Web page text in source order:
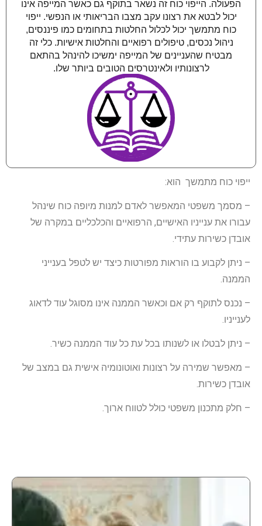
הפעולה. הייפוי כוח זה נשאר בתוקף גם כאשר המייפה אינו
יכול לבטא את רצונו עקב מצבו הבריאותי או הנפשי. ייפוי
כוח מתמשך יכול לכלול החלטות בתחומים כמו פיננסים,
ניהול נכסים, טיפולים רפואיים והחלטות אישיות. כלי זה
מבטיח שהעניינים של המייפה ימשיכו להינהל בהתאם
לרצונותיו ולאינטרסים הטובים ביותר שלו.
ייפוי כוח מתמשך הוא:
– מסמך משפטי המאפשר לאדם למנות מיופה כוח שינהל
עבורו את ענייניו האישיים, הרפואיים והכלכליים במקרה של
אובדן כשירות עתידי.
– ניתן לקבוע בו הוראות מפורטות כיצד יש לטפל בענייני
הממנה.
– נכנס לתוקף רק אם וכאשר הממנה אינו מסוגל עוד לדאוג
לענייניו.
– ניתן לבטלו או לשנותו בכל עת כל עוד הממנה כשיר.
– מאפשר שמירה על רצונות ואוטונומיה אישית גם במצב של
אובדן כשירות.
– חלק מתכנון משפטי כולל לטווח ארוך.